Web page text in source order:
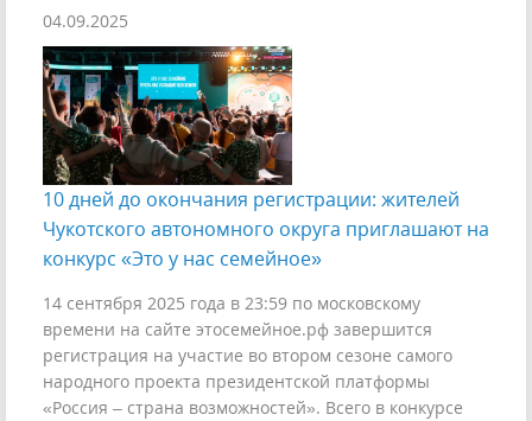
04.09.2025
10 дней до окончания регистрации: жителей
Чукотского автономного округа приглашают на
конкурс «Это у нас семейное»
14 сентября 2025 года в 23:59 по московскому
времени на сайте этосемейное.рф завершится
регистрация на участие во втором сезоне самого
народного проекта президентской платформы
«Россия – страна возможностей». Всего в конкурсе